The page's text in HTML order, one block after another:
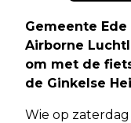
Gemeente
Airborne
om met de
de Ginkelse
Wie op